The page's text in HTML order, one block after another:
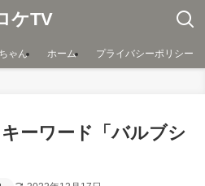
ケTV
ゃん ホーム プライバシーポリシー
キーワード「バルブシ